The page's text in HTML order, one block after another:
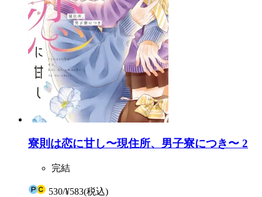
寮則は恋に甘し〜現住所、男子寮につき〜 2
完結
530/¥583(税込)